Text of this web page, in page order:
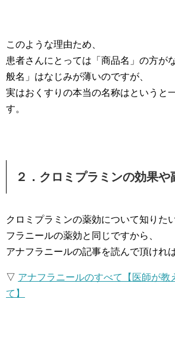
このような理由ため、
患者さんにとっては「商品名」の方が
般名」はなじみが薄いのですが、
実はおくすりの本当の名称はというと
す。
２．クロミプラミンの効果や
クロミプラミンの薬効について知りた
フラニールの薬効と同じですから、
アナフラニールの記事を読んで頂けれ
▽ アナフラニールのすべて【医師が教
て】